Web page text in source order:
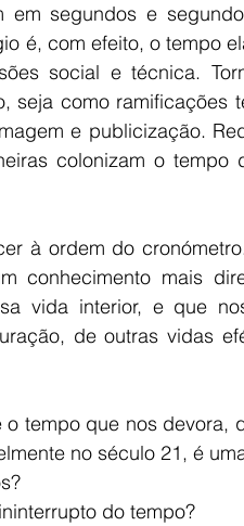
em segundos e
é, com efeito, o tempo
social e técnica.
seja como ramificações
e publicização.
colonizam o tempo
à ordem do
conhecimento mais
vida interior, e que
de outras vidas
tempo que nos devora,
no século 21, é
do tempo?